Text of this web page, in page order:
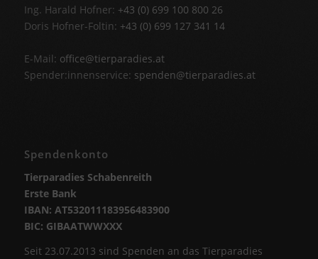
Ing. Harald Hofner: +43 (0) 699 100 800 26
Doris Hofner-Foltin: +43 (0) 699 127 341 14
E-Mail: office@tierparadies.at
Spender:innenservice: spenden@tierparadies.at
Spendenkonto
Tierparadies Schabenreith
Erste Bank
IBAN: AT532011183956483900
BIC: GIBAATWWXXX
Seit 23.07.2013 sind Spenden an das Tierparadies